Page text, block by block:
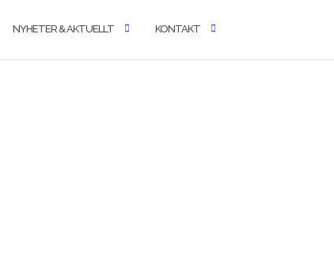
NYHETER & AKTUELLT KONTAKT